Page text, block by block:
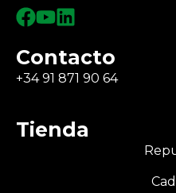
Contacto
+34 91 871 90 64
Tienda